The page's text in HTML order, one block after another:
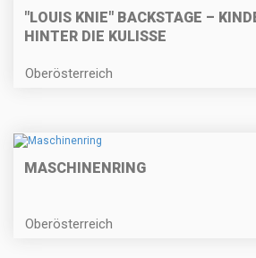
"LOUIS KNIE" BACKSTAGE –
HINTER DIE KULISSE
Oberösterreich
MASCHINENRING
Oberösterreich